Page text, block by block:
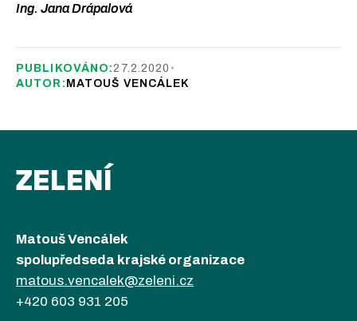
Ing. Jana Drápalová
PUBLIKOVÁNO:27.2.2020 •
AUTOR: MATOUŠ VENCÁLEK
ZELENÍ
Matouš Vencálek
spolupředseda krajské organizace
matous.vencalek@zeleni.cz
+420 603 931 205